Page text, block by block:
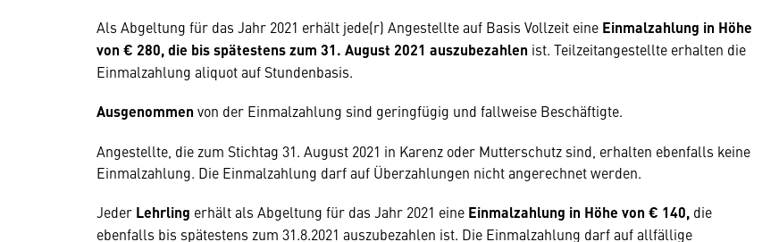
Als Abgeltung für das Jahr 2021 erhält jede(r) Angestellte auf Basis Vollzeit eine Einmalzahlung in Höhe
von € 280, die bis spätestens zum 31. August 2021 auszubezahlen ist. Teilzeitangestellte erhalten die
Einmalzahlung aliquot auf Stundenbasis.
Ausgenommen von der Einmalzahlung sind geringfügig und fallweise Beschäftigte.
Angestellte, die zum Stichtag 31. August 2021 in Karenz oder Mutterschutz sind, erhalten ebenfalls keine
Einmalzahlung. Die Einmalzahlung darf auf Überzahlungen nicht angerechnet werden.
Jeder Lehrling erhält als Abgeltung für das Jahr 2021 eine Einmalzahlung in Höhe von € 140, die
ebenfalls bis spätestens zum 31.8.2021 auszubezahlen ist. Die Einmalzahlung darf auf allfällige